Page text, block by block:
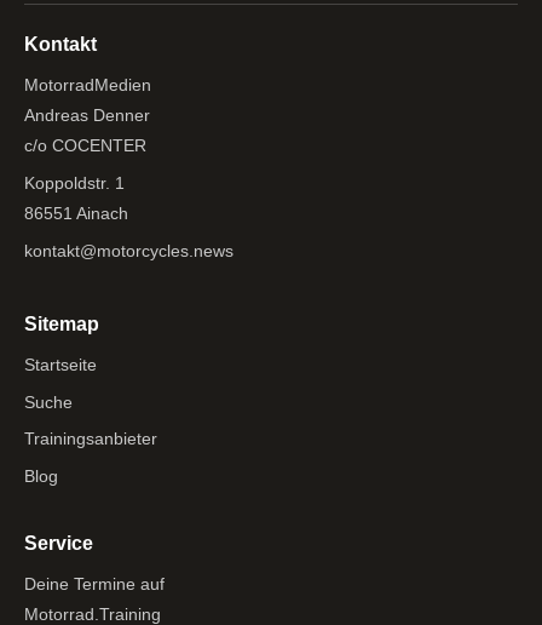
Kontakt
MotorradMedien
Andreas Denner
c/o COCENTER
Koppoldstr. 1
86551 Ainach
kontakt@motorcycles.news
Sitemap
Startseite
Suche
Trainingsanbieter
Blog
Service
Deine Termine auf
Motorrad.Training